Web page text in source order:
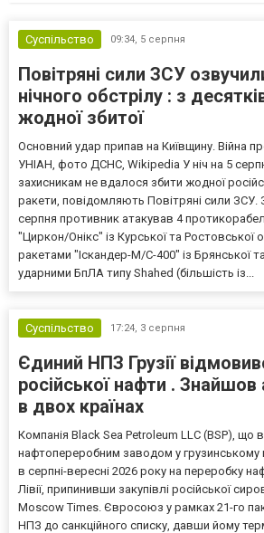
Суспільство 09:34, 5 серпня
Повітряні сили ЗСУ
нічного обстрілу : з
жодної збитої
Основний удар припав на Київщину. Війна
УНІАН, фото ДСНС, Wikipedia У ніч на 5
захисникам не вдалося збити жодної
ракети, повідомляють Повітряні сили ЗСУ.
серпня противник атакував 4
"Циркон/Онікс" із Курської та Ростовської
ракетами "Іскандер-М/С-400" із Брянської
ударними БпЛА типу Shahed (більшість із...
Суспільство 17:24, 3 серпня
Єдиний НПЗ Грузії
російської нафти . Знайшов
в двох країнах
Компанія Black Sea Petroleum LLC (BSP), що
нафтопереробним заводом у грузинському
в серпні-вересні 2026 року на переробку
Лівії, припинивши закупівлі російської
Moscow Times. Євросоюз у рамках 21-го
НПЗ до санкційного списку, давши йому